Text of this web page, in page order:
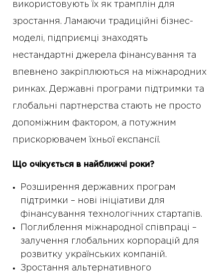
використовують їх як трамплін для
зростання. Ламаючи традиційні бізнес-
моделі, підприємці знаходять
нестандартні джерела фінансування та
впевнено закріплюються на міжнародних
ринках. Державні програми підтримки та
глобальні партнерства стають не просто
допоміжним фактором, а потужним
прискорювачем їхньої експансії.
Що очікується в найближчі роки?
Розширення державних програм
підтримки – нові ініціативи для
фінансування технологічних стартапів.
Поглиблення міжнародної співпраці –
залучення глобальних корпорацій для
розвитку українських компаній.
Зростання альтернативного